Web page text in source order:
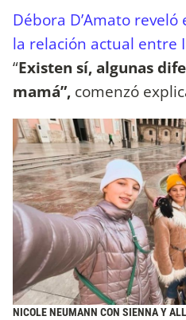
Débora D’Amato
la relación actual entre
“Existen sí, algunas
mamá”, comenzó
NICOLE NEUMANN CON SIENNA Y